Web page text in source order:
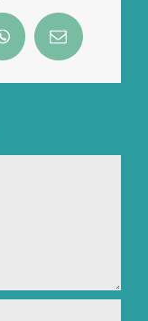
WhatsApp
E-
Mail